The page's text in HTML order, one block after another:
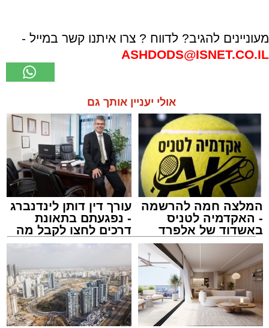
מעוניינים להגיב? לדווח ? צרו איתנו קשר במייל -
ASHDODS@ISNET.CO.IL
אולי יעניין אותך גם
המלצה חמה להרשמה
- האקדמיה לטניס
באשדוד של אלפרד
קריאולנסקי - לילדים
עורך דין דותן לינדנברג
- נפגעתם בתאונת
דרכים לחצו לקבל מה
שמגיע לכם